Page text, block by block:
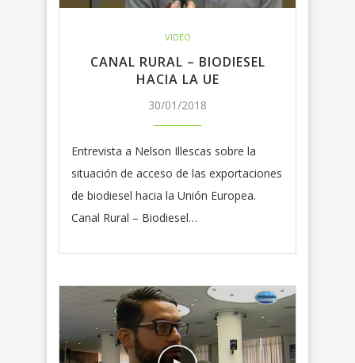
VIDEO
CANAL RURAL – BIODIESEL
HACIA LA UE
30/01/2018
Entrevista a Nelson Illescas sobre la
situación de acceso de las exportaciones
de biodiesel hacia la Unión Europea.
Canal Rural – Biodiesel…